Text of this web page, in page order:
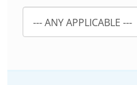
--- ANY APPLICABLE ---